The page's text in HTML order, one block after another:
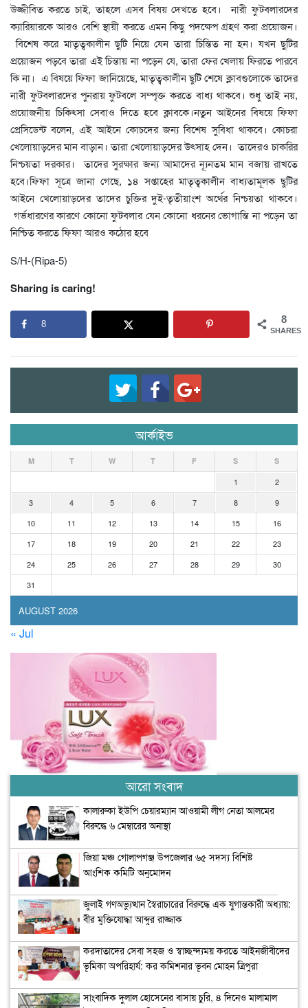
উজ্জীবিত করতে চাই, তাহলে এসব বিষয় দেখতে হবে। নারী ফুটবলারদের
ক্যারিয়ারকে আরও বেশি স্থায়ী করতে এমন কিছু পদক্ষেপ গ্রহণ করা প্রয়োজন।
বিশেষ করে মাতৃত্বকালীন ছুটি নিয়ে যেন তারা চিন্তিত না হন। যখন ছুটির
প্রয়োজন পড়বে তারা এই চিন্তায় না পড়েন যে, তারা ফের খেলায় ফিরতে পারবে
কি না। এ বিষয়ে ফিফা জানিয়েছে, মাতৃত্বকালীন ছুটি শেষে ক্লাবগুলোকে তাদের
নারী ফুটবলারদের পুনরায় ফুটবলে সম্পৃক্ত করতে বাধ্য থাকবে। শুধু তাই নয়,
প্রয়োজনীয় চিকিৎসা সেবাও দিতে হবে ক্লাবকে।নতুন আইনের বিষয়ে ফিফা
প্রেসিডেন্ট বলেন, এই আইনে কোচদের জন্য বিশেষ সুবিধা থাকবে। কোচরা
খেলোয়াড়দের মান বাড়ান। তারা খেলোয়াড়দের উৎসাহ দেন। তাদেরও চাকরির
নিশ্চয়তা দরকার। তাদের সুরক্ষার জন্য আমাদের ন্যূনতম মান বজায় রাখতে
হবে।ফিফা সূত্রে জানা গেছে, ১৪ সপ্তাহের মাতৃত্বকালীন বাধ্যতামূলক ছুটির
আইনে খেলোয়াড়দের তাদের চুক্তির দুই-তৃতীয়াংশ অর্থের নিশ্চয়তা থাকবে।
গর্ভধারণের কারণে কোনো ফুটবলার যেন কোনো ধরনের ভোগান্তি না পড়েন তা
নিশ্চিত করতে ফিফা আরও কঠোর হবে
S/H-(Ripa-5)
Sharing is caring!
8
SHARES
8
আর্কাইভ
AUGUST 2026
M T W T F S S
1
2
3
4 5 6 7 8
9
10
11 12 13 14 15
16
17
18 19 20 21 22
23
24
25 26 27 28 29
30
31
« Jul
আরো সংবাদ
কালারুকা ইউপি চেয়ারম্যান আওয়ামী লীগ নেতা আলমের
বিরুদ্ধে ৬ মেম্বারের অনাস্থা
জিয়া মঞ্চ গোলাপগঞ্জ উপজেলার ৬৫ সদস্য বিশিষ্ট
আংশিক কমিটি অনুমোদন
জুলাই গণঅভ্যুত্থান স্বৈরাচারের বিরুদ্ধে এক যুগান্তকারী অধ্যায়:
বীর মুক্তিযোদ্ধা আব্দুর রাজ্জাক
করদাতাদের সেবা সহজ ও স্বাচ্ছন্দ্যময় করতে আইনজীবীদের
ভূমিকা অপরিহার্য: কর কমিশনার ভূবন মোহন ত্রিপুরা
সাংবাদিক দুলাল হোসেনের বাসায় চুরি, ৪ দিনেও মালামাল